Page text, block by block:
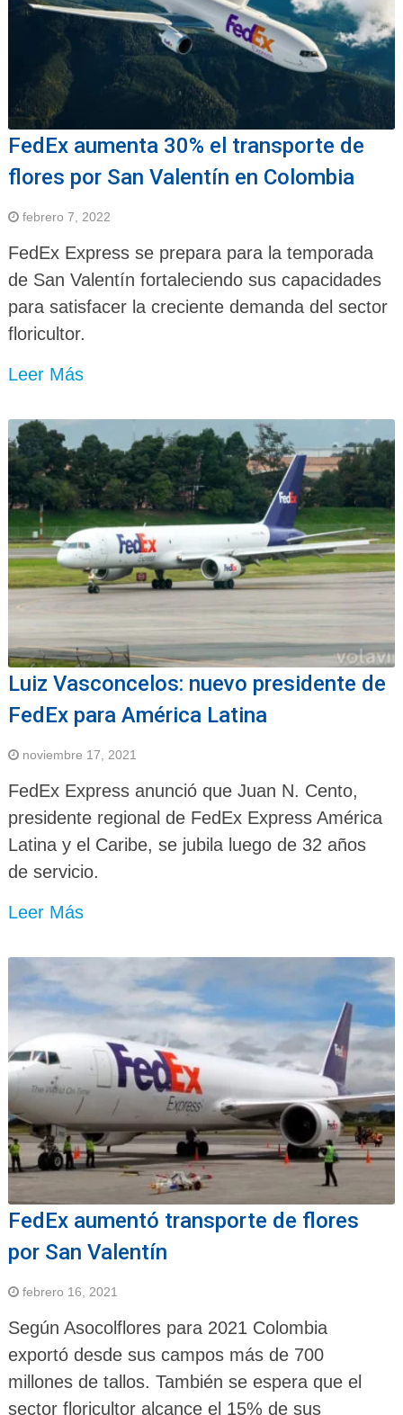
FedEx aumenta 30% el transporte de
flores por San Valentín en Colombia
febrero 7, 2022
FedEx Express se prepara para la temporada
de San Valentín fortaleciendo sus capacidades
para satisfacer la creciente demanda del sector
floricultor.
Leer Más
Luiz Vasconcelos: nuevo presidente de
FedEx para América Latina
noviembre 17, 2021
FedEx Express anunció que Juan N. Cento,
presidente regional de FedEx Express América
Latina y el Caribe, se jubila luego de 32 años
de servicio.
Leer Más
FedEx aumentó transporte de flores
por San Valentín
febrero 16, 2021
Según Asocolflores para 2021 Colombia
exportó desde sus campos más de 700
millones de tallos. También se espera que el
sector floricultor alcance el 15% de sus